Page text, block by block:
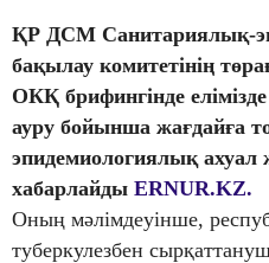
ҚР ДСМ Санитариялық-
бақылау комитетінің
ОКҚ брифингінде
ауру бойынша жағдайға
эпидемиологиялық
хабарлайды ERNUR.KZ.
Оның мәлімдеуінше,
туберкулезбен